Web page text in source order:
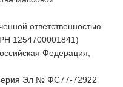
ответственностью
1254700001841)
Федерация,
Эл № ФС77-72922